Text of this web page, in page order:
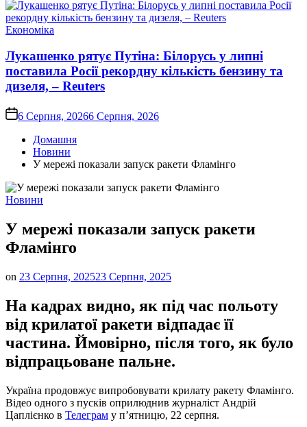
Опублікувати
Економіка
Лукашенко рятує Путіна: Білорусь у липні
поставила Росії рекордну кількість бензину та
дизеля, – Reuters
on6 Серпня, 20266 Серпня, 2026
Домашня
Новини
У мережі показали запуск ракети Фламінго
Опублікувати
Новини
У мережі показали запуск ракети
Фламінго
on 23 Серпня, 202523 Серпня, 2025
На кадрах видно, як під час польоту
від крилатої ракети відпадає її
частина. Ймовірно, після того, як було
відпрацьоване пальне.
Україна продовжує випробовувати крилату ракету Фламінго.
Відео одного з пусків оприлюднив журналіст Андрій
Цаплієнко в Телеграм у п’ятницю, 22 серпня.